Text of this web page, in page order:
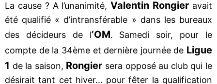
La cause ? A l’unanimité,Valentin Rongier avait
été qualifié « d’intransférable » dans les bureaux
des décideurs de l’OM. Samedi soir, pour le
compte de la 34ème et dernière journée de Ligue
1 de la saison, Rongier sera opposé au club qui le
désirait tant cet hiver… pour fêter la qualification